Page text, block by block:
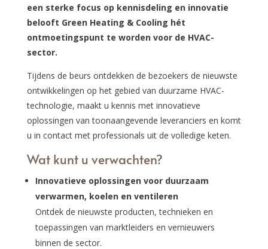
een sterke focus op kennisdeling en innovatie
belooft Green Heating & Cooling hét
ontmoetingspunt te worden voor de HVAC-
sector.
Tijdens de beurs ontdekken de bezoekers de nieuwste
ontwikkelingen op het gebied van duurzame HVAC-
technologie, maakt u kennis met innovatieve
oplossingen van toonaangevende leveranciers en komt
u in contact met professionals uit de volledige keten.
Wat kunt u verwachten?
Innovatieve oplossingen voor duurzaam
verwarmen, koelen en ventileren
Ontdek de nieuwste producten, technieken en
toepassingen van marktleiders en vernieuwers
binnen de sector.